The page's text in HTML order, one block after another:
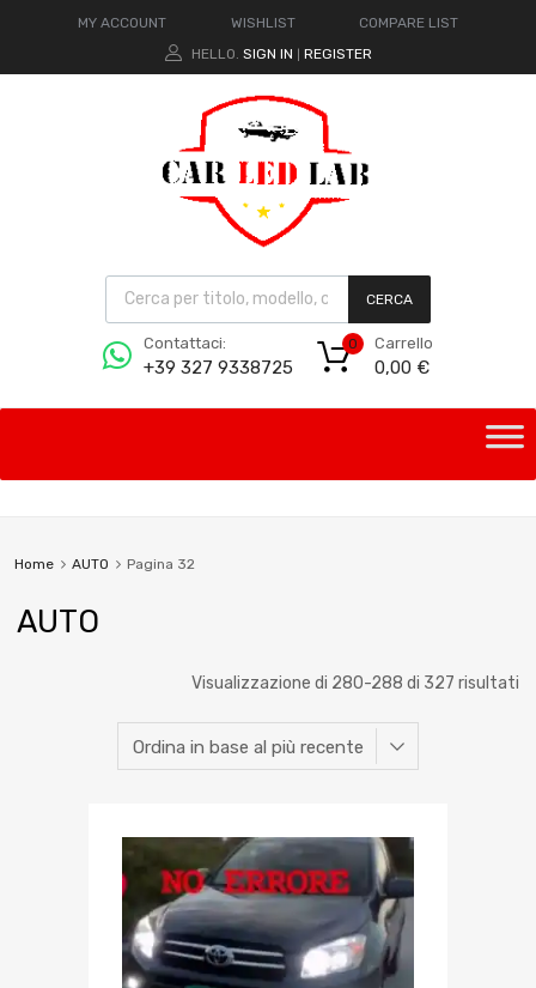
MY ACCOUNT WISHLIST
COMPARE LIST
HELLO. SIGN IN REGISTER
CERCA
Contattaci:
+39 327 9338725
Carrello
0,00 €
0
Home AUTO Pagina 32
AUTO
Visualizzazione di 280-288 di 327 risultati